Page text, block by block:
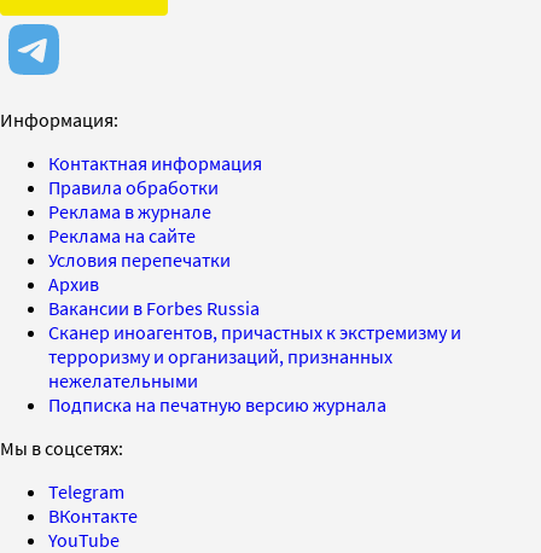
Информация:
Контактная информация
Правила обработки
Реклама в журнале
Реклама на сайте
Условия перепечатки
Архив
Вакансии в Forbes Russia
Сканер иноагентов, причастных к экстремизму и
терроризму и организаций, признанных
нежелательными
Подписка на печатную версию журнала
Мы в соцсетях:
Telegram
ВКонтакте
YouTube